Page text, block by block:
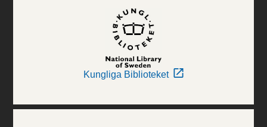
Kungliga Biblioteket